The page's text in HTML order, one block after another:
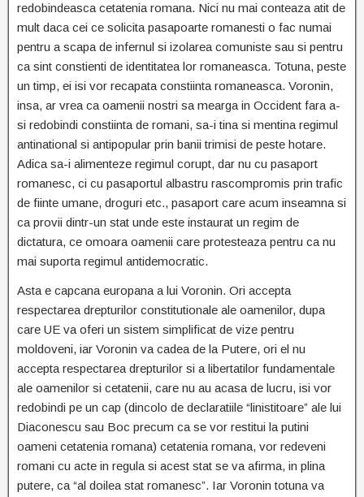
redobindeasca cetatenia romana. Nici nu mai conteaza atit de
mult daca cei ce solicita pasapoarte romanesti o fac numai
pentru a scapa de infernul si izolarea comuniste sau si pentru
ca sint constienti de identitatea lor romaneasca. Totuna, peste
un timp, ei isi vor recapata constiinta romaneasca. Voronin,
insa, ar vrea ca oamenii nostri sa mearga in Occident fara a-
si redobindi constiinta de romani, sa-i tina si mentina regimul
antinational si antipopular prin banii trimisi de peste hotare.
Adica sa-i alimenteze regimul corupt, dar nu cu pasaport
romanesc, ci cu pasaportul albastru rascompromis prin trafic
de fiinte umane, droguri etc., pasaport care acum inseamna si
ca provii dintr-un stat unde este instaurat un regim de
dictatura, ce omoara oamenii care protesteaza pentru ca nu
mai suporta regimul antidemocratic.
Asta e capcana europana a lui Voronin. Ori accepta
respectarea drepturilor constitutionale ale oamenilor, dupa
care UE va oferi un sistem simplificat de vize pentru
moldoveni, iar Voronin va cadea de la Putere, ori el nu
accepta respectarea drepturilor si a libertatilor fundamentale
ale oamenilor si cetatenii, care nu au acasa de lucru, isi vor
redobindi pe un cap (dincolo de declaratiile “linistitoare” ale lui
Diaconescu sau Boc precum ca se vor restitui la putini
oameni cetatenia romana) cetatenia romana, vor redeveni
romani cu acte in regula si acest stat se va afirma, in plina
putere, ca “al doilea stat romanesc”. Iar Voronin totuna va